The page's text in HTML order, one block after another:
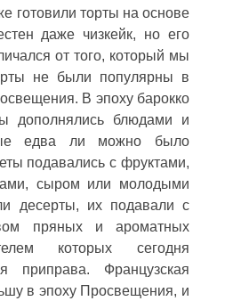
готовили торты на основе
даже чизкейк, но его
от того, который мы
не были популярны в
В эпоху барокко
дополнялись блюдами и
едва ли можно было
подавались с фруктами,
сыром или молодыми
десерты, их подавали с
пряных и ароматных
которых сегодня
приправа. Французская
в эпоху Просвещения, и